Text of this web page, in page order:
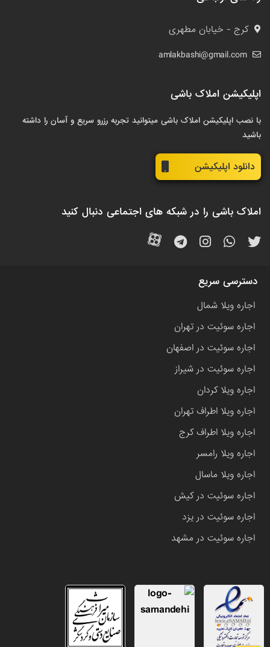
کرج - خیابان مطهری
amlakbashi@gmail.com
اپلیکیشن املاک باشی
با نصب اپلیکیشن املاک باشی میتوانید تجربه رزرو سریع و آسان را داشته
باشید
دانلود اپلیکیشن
املاک باشی را در شبکه های اجتماعی دنبال کنید
دسترسی سریع
اجاره ویلا شمال
اجاره سوئیت در تهران
اجاره سوئیت در اصفهان
اجاره سوئیت در شیراز
اجاره ویلا کردان
اجاره ویلا اطراف تهران
اجاره ویلا اطراف کرج
اجاره ویلا رامسر
اجاره ویلا ماسال
اجاره سوئیت در کیش
اجاره سوئیت در یزد
اجاره سوئیت در مشهد